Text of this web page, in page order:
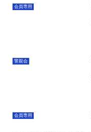
会員専用
警親会
会員専用